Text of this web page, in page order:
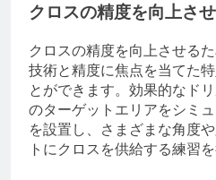
クロスの精度を向上さ
クロスの精度を向上させる
技術と精度に焦点を当てた
とができます。効果的なド
のターゲットエリアをシミ
を設置し、さまざまな角度
トにクロスを供給する練習